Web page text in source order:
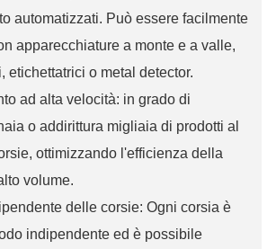
automatizzati. Può essere facilmente
apparecchiature a monte e a valle,
etichettatrici o metal detector.
ad alta velocità: in grado di
o addirittura migliaia di prodotti al
ottimizzando l'efficienza della
volume.
delle corsie: Ogni corsia è
indipendente ed è possibile